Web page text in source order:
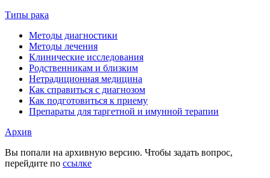
Типы рака
Методы диагностики
Методы лечения
Клинические исследования
Родственникам и близким
Нетрадиционная медицина
Как справиться с диагнозом
Как подготовиться к приему
Препараты для таргетной и имунной терапии
Архив
Вы попали на архивную версию. Чтобы задать вопрос,
перейдите по ссылке